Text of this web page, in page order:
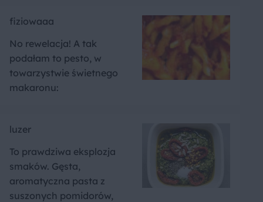
fiziowaaa
No rewelacja! A tak
podałam to pesto, w
towarzystwie świetnego
makaronu:
luzer
To prawdziwa eksplozja
smaków. Gęsta,
aromatyczna pasta z
suszonych pomidorów,